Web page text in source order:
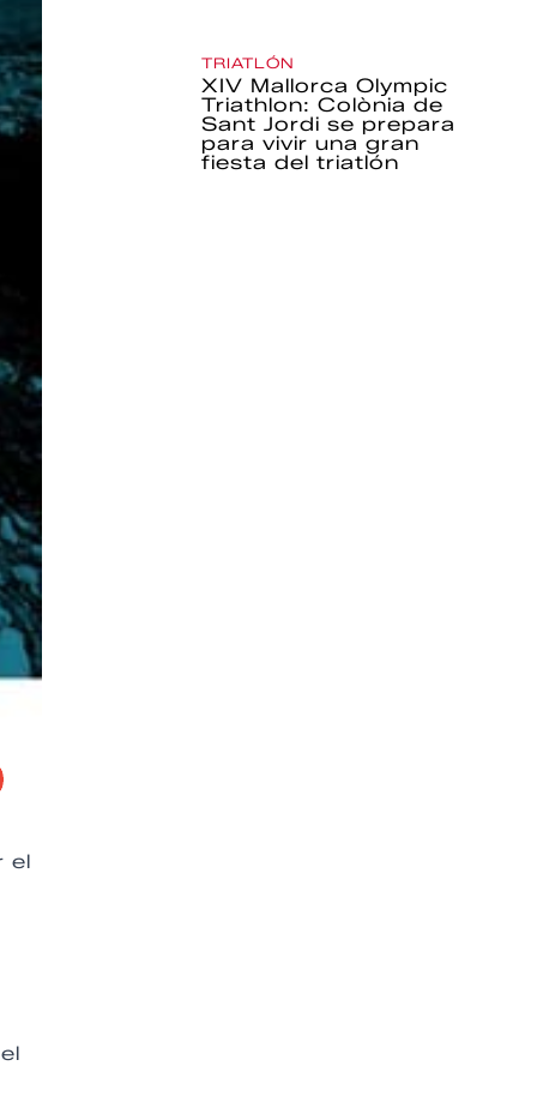
el
TRIATLÓN
XIV Mallorca Olympic
Triathlon: Colònia de
Sant Jordi se prepara
para vivir una gran
fiesta del triatlón